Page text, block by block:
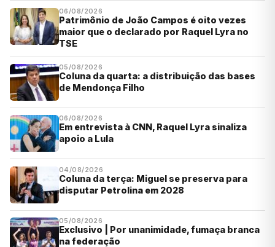
06/08/2026
Patrimônio de João Campos é oito vezes
maior que o declarado por Raquel Lyra no
TSE
05/08/2026
Coluna da quarta: a distribuição das bases
de Mendonça Filho
06/08/2026
Em entrevista à CNN, Raquel Lyra sinaliza
apoio a Lula
04/08/2026
Coluna da terça: Miguel se preserva para
disputar Petrolina em 2028
05/08/2026
Exclusivo | Por unanimidade, fumaça branca
na federação